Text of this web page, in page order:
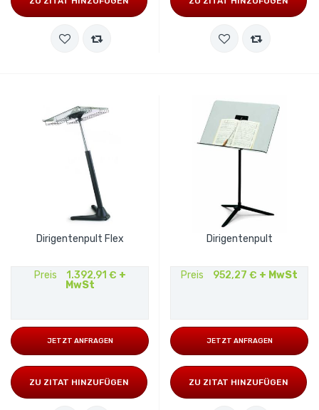
Dirigentenpult Flex
Preis 1.392,91 € +
MwSt
JETZT ANFRAGEN
ZU ZITAT HINZUFÜGEN
Dirigentenpult
Preis 952,27 € + MwSt
JETZT ANFRAGEN
ZU ZITAT HINZUFÜGEN